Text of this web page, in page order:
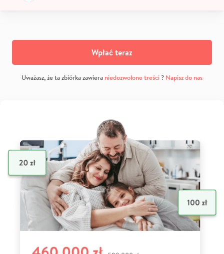
Wpłać teraz
Uważasz, że ta zbiórka zawiera niedozwolone treści? Napisz do nas